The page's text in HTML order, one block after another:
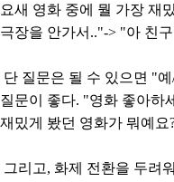
요새 영화 중에 뭘 가장 재
극장을 안가서.."-> "아 친
단 질문은 될 수 있으면 "
질문이 좋다. "영화 좋아하
재밌게 봤던 영화가 뭐예
그리고, 화제 전환을 두려